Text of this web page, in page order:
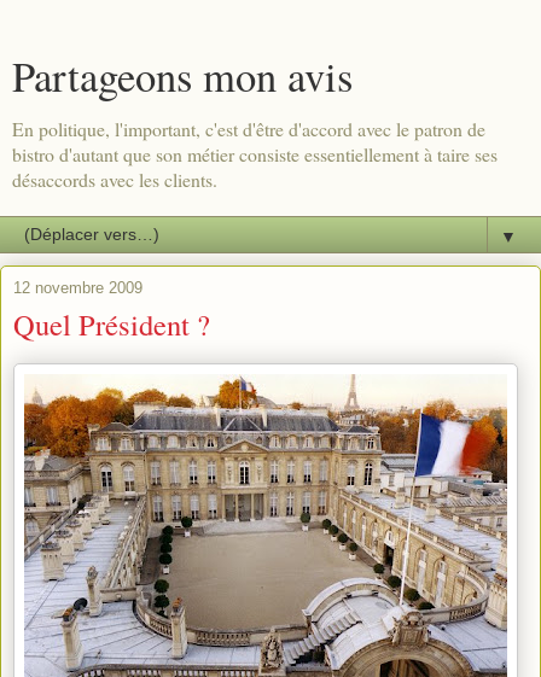
Partageons mon avis
En politique, l'important, c'est d'être d'accord avec le patron de
bistro d'autant que son métier consiste essentiellement à taire ses
désaccords avec les clients.
▼
12 novembre 2009
Quel Président ?